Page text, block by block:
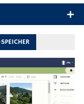
Blog für alle, die gern